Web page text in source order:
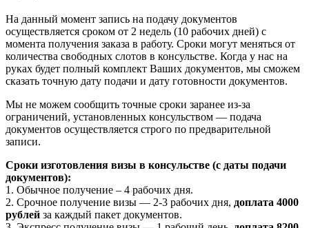
На данный момент запись на подачу документов
осуществляется сроком от 2 недель (10 рабочих дней) с
момента получения заказа в работу. Сроки могут меняться от
количества свободных слотов в консульстве. Когда у нас на
руках будет полный комплект Ваших документов, мы сможем
сказать точную дату подачи и дату готовности документов.
Мы не можем сообщить точные сроки заранее из-за
ограничений, установленных консульством — подача
документов осуществляется строго по предварительной
записи.
Сроки изготовления визы в консульстве (с даты подачи
документов):
1. Обычное получение – 4 рабочих дня.
2. Срочное получение визы — 2-3 рабочих дня, доплата 4000
рублей за каждый пакет документов.